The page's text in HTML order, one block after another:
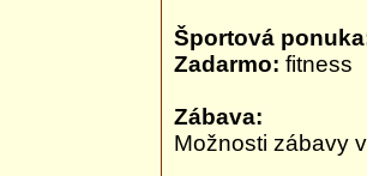
Športová
Zadarmo: fitness
Zábava:
Možnosti zábavy